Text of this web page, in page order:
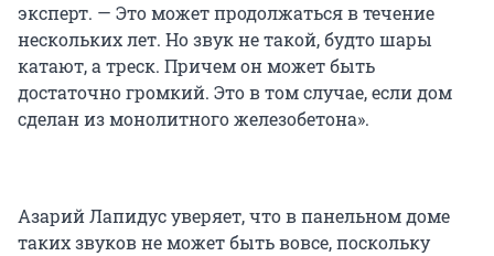
эксперт. — Это может продолжаться в течение
нескольких лет. Но звук не такой, будто шары
катают, а треск. Причем он может быть
достаточно громкий. Это в том случае, если дом
сделан из монолитного железобетона».
Азарий Лапидус уверяет, что в панельном доме
таких звуков не может быть вовсе, поскольку